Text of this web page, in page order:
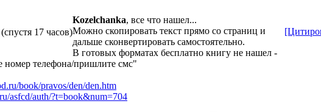
(спустя 17 часов)
Kozelchanka, все что нашел...
Можно скопировать текст прямо со страниц и
дальше сконвертировать самостоятельно.
В готовых форматах бесплатно книгу не нашел -
телефона/пришлите смс"
book/pravos/den/den.htm
asfcd/auth/?t=book&num=704